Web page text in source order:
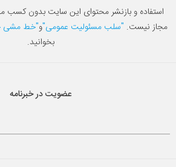
استفاده و بازنشر محتوای این سایت بدون کسب
مجاز نیست. "سلب مسئولیت عمومی"و"خط مشی
بخوانید.
عضویت در خبرنامه